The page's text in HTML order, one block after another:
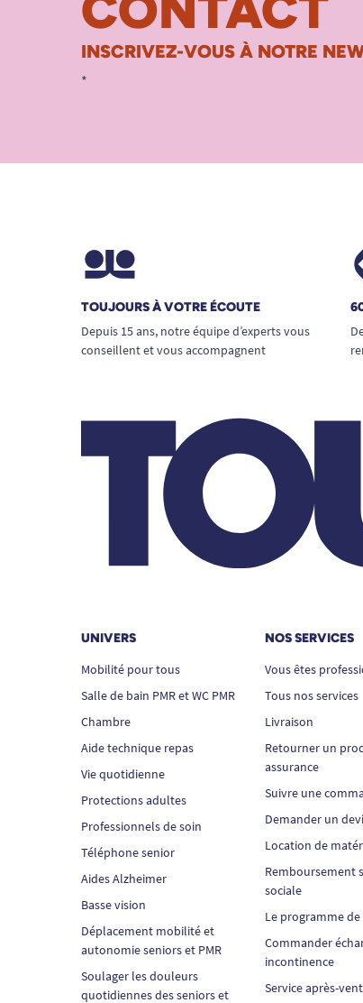
INSCRIVEZ-VOUS À NOTRE
*
TOUJOURS À VOTRE ÉCOUTE
Depuis 15 ans, notre équipe d’experts vous
conseillent et vous accompagnent
UNIVERS
Mobilité pour tous
Salle de bain PMR et WC PMR
Chambre
Aide technique repas
Vie quotidienne
Protections adultes
Professionnels de soin
Téléphone senior
Aides Alzheimer
Basse vision
Déplacement mobilité et
autonomie seniors et PMR
Soulager les douleurs
quotidiennes des seniors et
NOS SERVICES
Vous êtes
Tous nos services
Livraison
Retourner un
assurance
Suivre une
Demander un
Location de
Remboursement
sociale
Le programme
Commander
incontinence
Service après-